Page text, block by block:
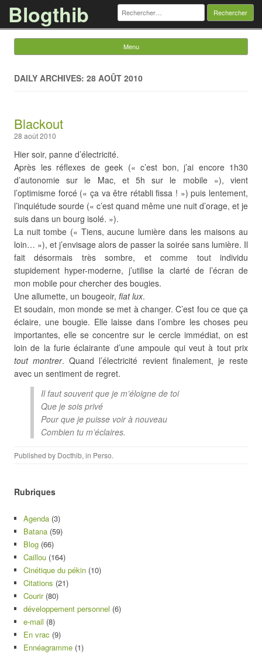
Blogthib Rechercher :
Menu
DAILY ARCHIVES: 28 AOÛT 2010
Blackout
28 août 2010
Hier soir, panne d’électricité.
Après les réflexes de geek (« c’est bon, j’ai encore 1h30
d’autonomie sur le Mac, et 5h sur le mobile »), vient
l’optimisme forcé (« ça va être rétabli fissa ! ») puis lentement,
l’inquiétude sourde (« c’est quand même une nuit d’orage, et je
suis dans un bourg isolé. »).
La nuit tombe (« Tiens, aucune lumière dans les maisons au
loin… »), et j’envisage alors de passer la soirée sans lumière. Il
fait désormais très sombre, et comme tout individu
stupidement hyper-moderne, j’utilise la clarté de l’écran de
mon mobile pour chercher des bougies.
Une allumette, un bougeoir, fiat lux.
Et soudain, mon monde se met à changer. C’est fou ce que ça
éclaire, une bougie. Elle laisse dans l’ombre les choses peu
importantes, elle se concentre sur le cercle immédiat, on est
loin de la furie éclairante d’une ampoule qui veut à tout prix
tout montrer. Quand l’électricité revient finalement, je reste
avec un sentiment de regret.
Il faut souvent que je m’éloigne de toi
Que je sois privé
Pour que je puisse voir à nouveau
Combien tu m’éclaires.
Published by Docthib, in Perso.
Rubriques
Agenda (3)
Batana (59)
Blog (66)
Caillou (164)
Cinétique du pékin (10)
Citations (21)
Courir(80)
développement personnel (6)
e-mail (8)
En vrac (9)
Ennéagramme (1)